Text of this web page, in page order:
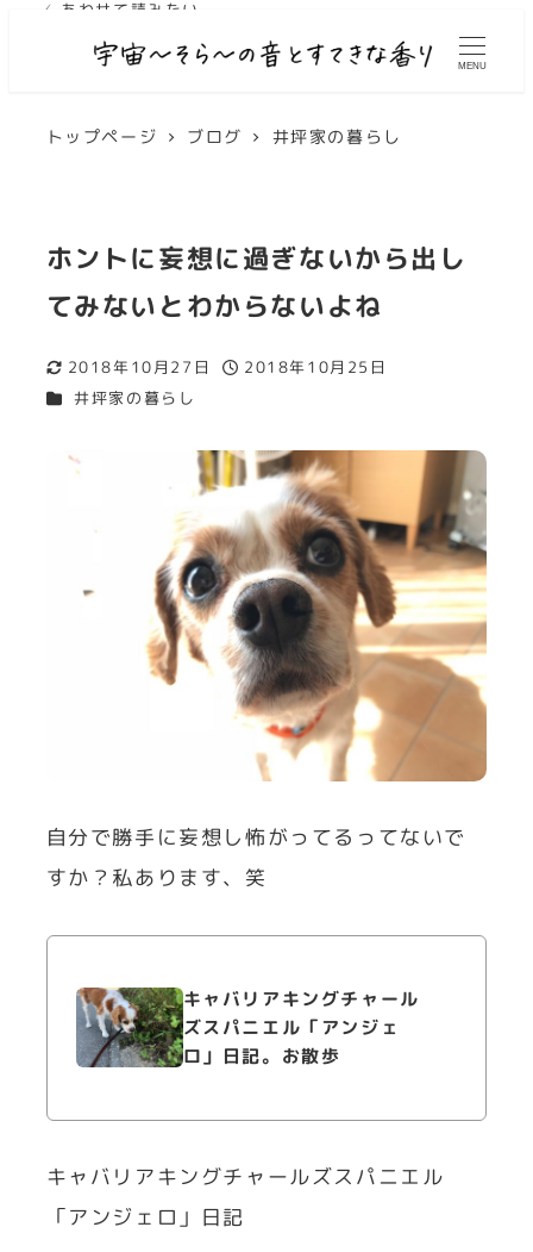
MENU
トップページ ブログ 井坪家の暮らし
ホントに妄想に過ぎないから出し
てみないとわからないよね
更新日
2018年10月27日
投稿日
2018年10月25日
カテゴリー
井坪家の暮らし
自分で勝手に妄想し怖がってるってないで
すか？私あります、笑
✓ あわせて読みたい
キャバリアキングチャール
ズスパニエル「アンジェ
ロ」日記。お散歩
キャバリアキングチャールズスパニエル
「アンジェロ」日記
✓ あわせて読みたい